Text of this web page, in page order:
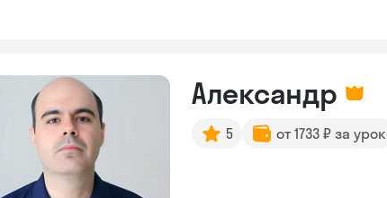
Александр
5 от 1733 ₽ за урок